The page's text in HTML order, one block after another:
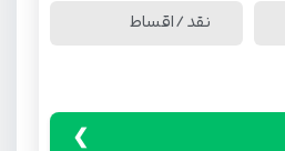
نقد / اقساط